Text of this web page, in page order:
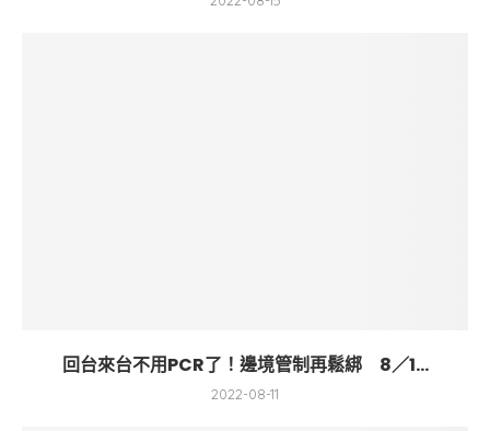
回台來台不用PCR了！邊境管制再鬆綁 8／1...
2022-08-11